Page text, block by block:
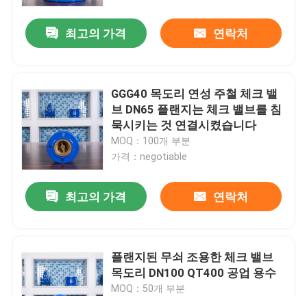
회사 소개
접촉
제품 소개
레질리언트 시트 문짝 밸브
최고의 가격 연락처
GGG40 목도리 연성 주철 체크 밸
브 DN65 플랜지는 체크 밸브를 침
묵시키는 것 연결시켰습니다
MOQ：100개 부분
가격：negotiable
최고의 가격 연락처
플랜지된 무쇠 조용한 체크 밸브
목도리 DN100 QT400 공업 용수
MOQ：50개 부분